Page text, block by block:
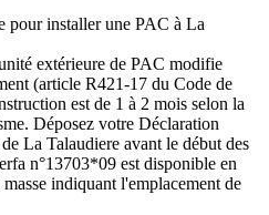
pour installer une PAC à La
extérieure de PAC modifie
(article R421-17 du Code de
est de 1 à 2 mois selon la
Déposez votre Déclaration
La Talaudiere avant le début des
n°13703*09 est disponible en
indiquant l'emplacement de